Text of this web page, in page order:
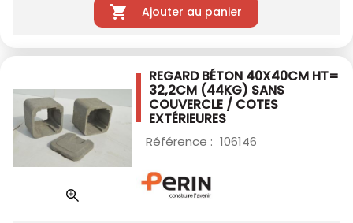
Ajouter au panier
REGARD BÉTON 40X40CM HT=
32,2CM (44KG) SANS
COUVERCLE / COTES
EXTÉRIEURES
Référence : 106146